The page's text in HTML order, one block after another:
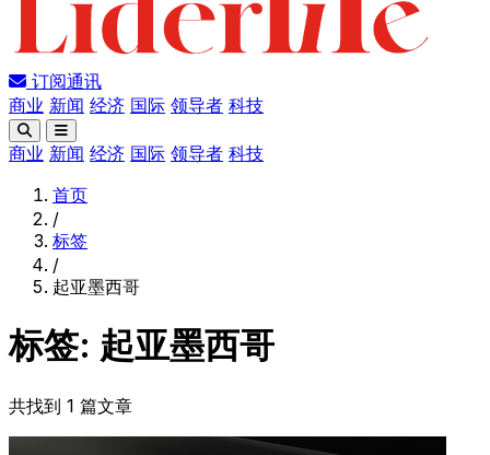
订阅通讯
商业 新闻 经济 国际 领导者 科技
商业 新闻 经济 国际 领导者 科技
首页
/
标签
/
起亚墨西哥
标签: 起亚墨西哥
共找到 1 篇文章